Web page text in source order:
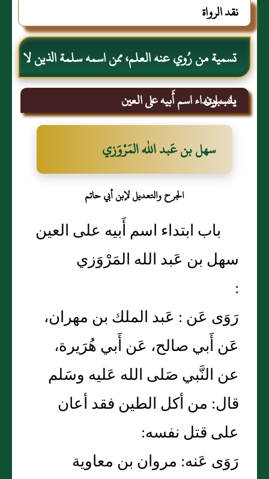
نقد الرواة
تسمية من رُوي عنه العلم، ممن اسمه سلمة الذين لا
ينسبون
باب ابتداء اسم أَبيه على العين
سهل بن عَبد الله المَرْوَزي
الجرح والتعديل لإبن أبي حاتم
باب ابتداء اسم أَبيه على العين
سهل بن عَبد الله المَرْوَزي
:
رَوَى عَن : عَبد الملك بن مهران،
عَن أَبي صالح، عَن أَبي هُرَيرة،
عن النَّبي صَلى الله عَليه وسَلم
قال: من أكل الطين فقد أعان
على قتل نفسه:
رَوَى عَنه: مروان بن معاوية